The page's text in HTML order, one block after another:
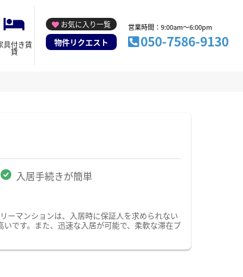
具付き賃
貸
お気に入り一覧
物件リクエスト
営業時間：9:00am～6:00pm
050-7586-9130
入居手続きが簡単
ーマンションは、入居時に保証人を求められない
です。また、迅速な入居が可能で、柔軟な滞在プ